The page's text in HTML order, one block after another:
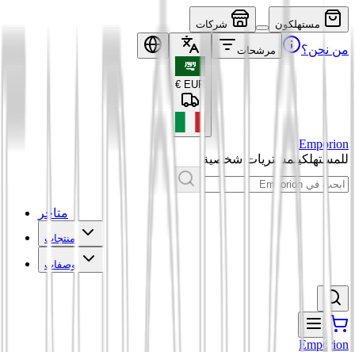
مستهلكون شركات
من نحن؟ مرشحات
EUR
€
Emporion
للمستهلكينمشتريات شخصية
متاجر
منتجات
وصفات
Emporion